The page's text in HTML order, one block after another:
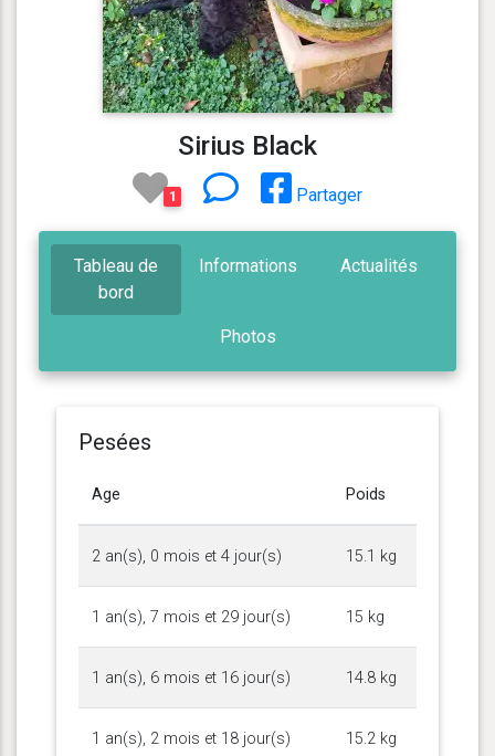
Sirius Black
1 Partager
Tableau de
bord
Informations Actualités
Photos
Pesées
Age Poids
2 an(s), 0 mois et 4 jour(s) 15.1 kg
1 an(s), 7 mois et 29 jour(s) 15 kg
1 an(s), 6 mois et 16 jour(s) 14.8 kg
1 an(s), 2 mois et 18 jour(s) 15.2 kg